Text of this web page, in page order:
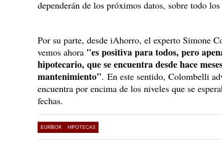
dependerán de los próximos datos, sobre todo
Por su parte, desde iAhorro, el experto Simone
vemos ahora "es positiva para todos, pero
hipotecario, que se encuentra desde hace
mantenimiento". En este sentido, Colombelli
encuentra por encima de los niveles que se
fechas.
EURÍBOR HIPOTECAS